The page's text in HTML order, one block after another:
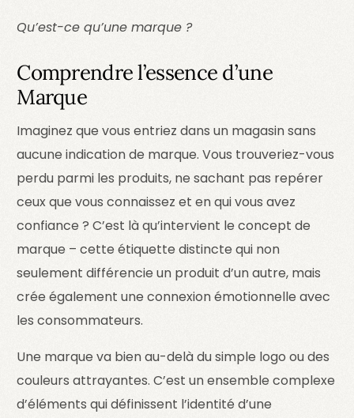
Qu’est-ce qu’une marque ?
Comprendre l’essence d’une
Marque
Imaginez que vous entriez dans un magasin sans
aucune indication de marque. Vous trouveriez-vous
perdu parmi les produits, ne sachant pas repérer
ceux que vous connaissez et en qui vous avez
confiance ? C’est là qu’intervient le concept de
marque – cette étiquette distincte qui non
seulement différencie un produit d’un autre, mais
crée également une connexion émotionnelle avec
les consommateurs.
Une marque va bien au-delà du simple logo ou des
couleurs attrayantes. C’est un ensemble complexe
d’éléments qui définissent l’identité d’une